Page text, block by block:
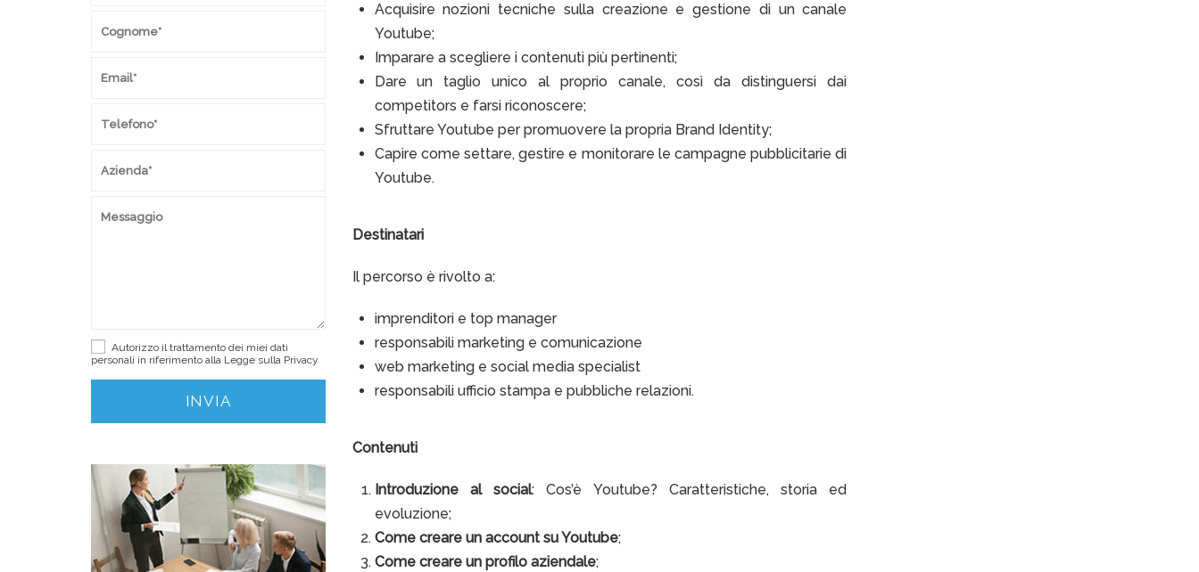
Acquisire nozioni tecniche sulla creazione e gestione di un canale
Youtube;
Imparare a scegliere i contenuti più pertinenti;
Dare un taglio unico al proprio canale, così da distinguersi dai
competitors e farsi riconoscere;
Sfruttare Youtube per promuovere la propria Brand Identity;
Capire come settare, gestire e monitorare le campagne pubblicitarie di
Youtube.
Destinatari
Il percorso è rivolto a:
imprenditori e top manager
responsabili marketing e comunicazione
web marketing e social media specialist
responsabili ufficio stampa e pubbliche relazioni.
Contenuti
Introduzione al social: Cos’è Youtube? Caratteristiche, storia ed
evoluzione;
Come creare un account su Youtube;
Come creare un profilo aziendale;
Autorizzo il trattamento dei miei dati
personali in riferimento alla Legge sulla Privacy